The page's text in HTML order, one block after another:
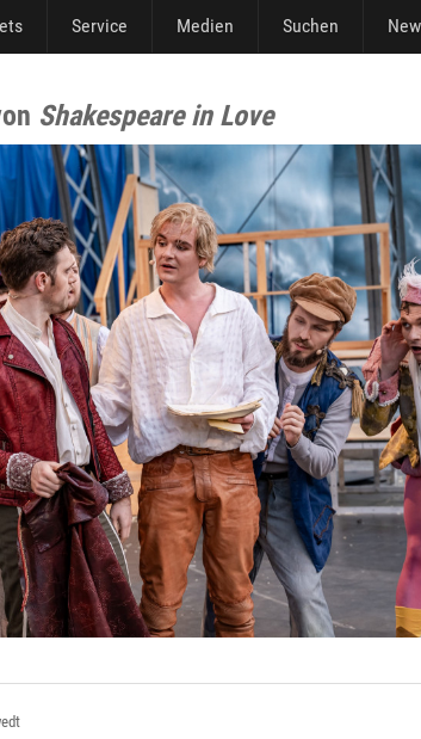
Service Medien Suchen
Shakespeare in Love